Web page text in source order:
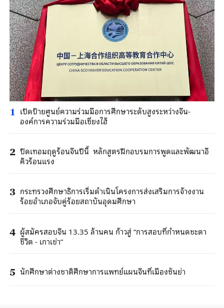
1 เปิดป้ายศูนย์ความร่วมมือการศึกษาระดับสูงระหว่างจีน-
องค์การความร่วมมือเซี่ยงไฮ้
2 ปิดเทอมฤดูร้อนจีนปีนี้ หลักสูตรฝึกอบรมการพูดและพัฒนาอี
คิวร้อนแรง
3 กระทรวงศึกษาธิการเริ่มดำเนินโครงการส่งเสริมการจ้างงาน
ร้อยอำเภอจับคู่ร้อยสถาบันอุดมศึกษา
4 ผู้สมัครสอบจีน 13.35 ล้านคน ก้าวสู่ “การสอบที่กำหนดชะตา
ชีวิต - เกาเข่า”
5 นักศึกษาต่างชาติศึกษาการแพทย์แผนจีนที่เมืองซันย่า